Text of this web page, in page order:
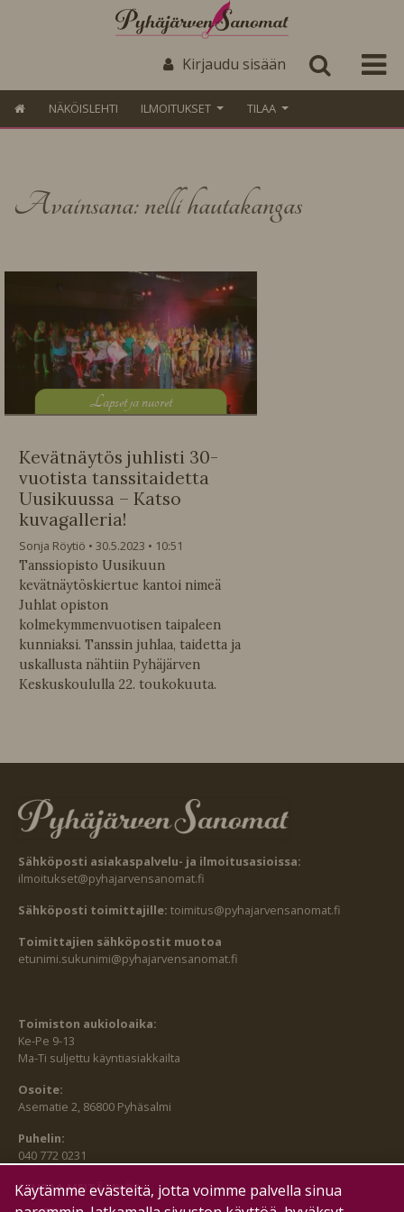
Kirjaudu sisään
NÄKÖISLEHTI ILMOITUKSET TILAA
Avainsana: nelli hautakangas
Lapset ja nuoret
Kevätnäytös juhlisti 30-
vuotista tanssitaidetta
Uusikuussa – Katso
kuvagalleria!
Sonja Röytiö 30.5.2023
10:51
Tanssiopisto Uusikuun
kevätnäytöskiertue kantoi nimeä
Juhlat opiston
kolmekymmenvuotisen taipaleen
kunniaksi. Tanssin juhlaa, taidetta ja
uskallusta nähtiin Pyhäjärven
Keskuskoululla 22. toukokuuta.
Sähköposti asiakaspalvelu- ja ilmoitusasioissa:
ilmoitukset@pyhajarvensanomat.fi
Sähköposti toimittajille: toimitus@pyhajarvensanomat.fi
Toimittajien sähköpostit muotoa
etunimi.sukunimi@pyhajarvensanomat.fi
Toimiston aukioloaika:
Ke-Pe 9-13
Ma-Ti suljettu käyntiasiakkailta
Osoite:
Asematie 2, 86800 Pyhäsalmi
Puhelin:
040 772 0231
SEURAA MEITÄ MYÖS:
Käytämme evästeitä, jotta voimme palvella sinua